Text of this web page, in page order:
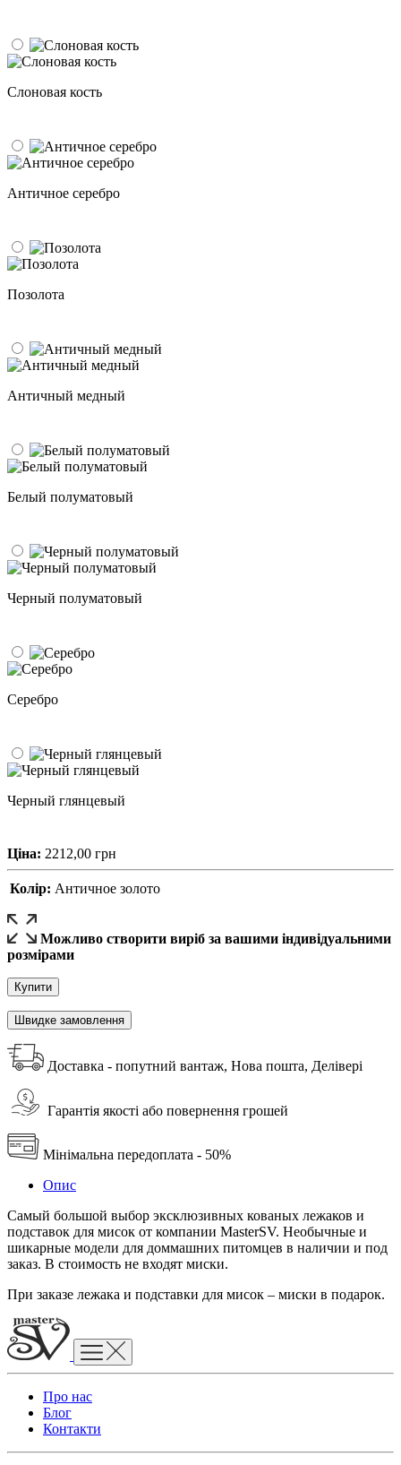
Слоновая кость
Античное серебро
Позолота
Античный медный
Белый полуматовый
Черный полуматовый
Серебро
Черный глянцевый
Ціна: 2212,00 грн
Колір: Античное золото
Можливо створити виріб за вашими індивідуальними
розмірами
Купити
Швидке замовлення
Доставка - попутний вантаж, Нова пошта, Делівері
Гарантія якості або повернення грошей
Мінімальна передоплата - 50%
Опис
Самый большой выбор эксклюзивных кованых лежаков и
подставок для мисок от компании MasterSV. Необычные и
шикарные модели для доммашних питомцев в наличии и под
заказ. В стоимость не входят миски.
При заказе лежака и подставки для мисок – миски в подарок.
Про нас
Блог
Контакти